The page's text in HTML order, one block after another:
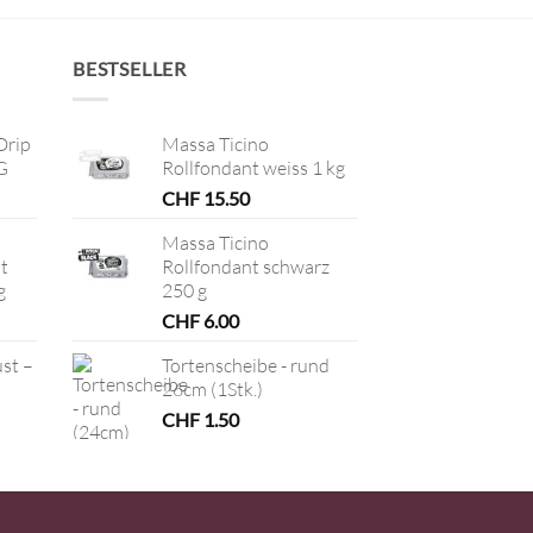
–
BESTSELLER
Massa Ticino
Rollfondant weiss 1 kg
CHF15.50
Massa Ticino
Rollfondant schwarz
250 g
CHF6.00
Tortenscheibe - rund
26cm (1Stk.)
CHF1.50